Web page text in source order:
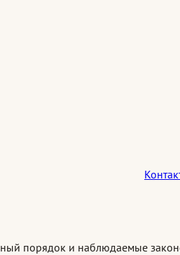
порядок и наблюдаемые